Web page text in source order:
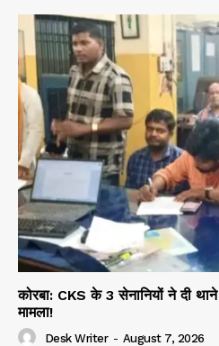
कोरबा: CKS के 3 सेनानियों ने दी
मामला!
Desk Writer - August 7, 2026